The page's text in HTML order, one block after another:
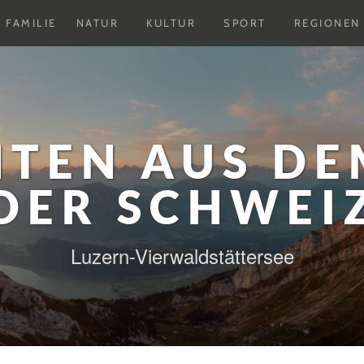
FAMILIE NATUR
Untermenu
KULTUR
Untermenu
SPORT
Untermenu
REGIONEN
AUS
Luzern-Vierwaldstättersee